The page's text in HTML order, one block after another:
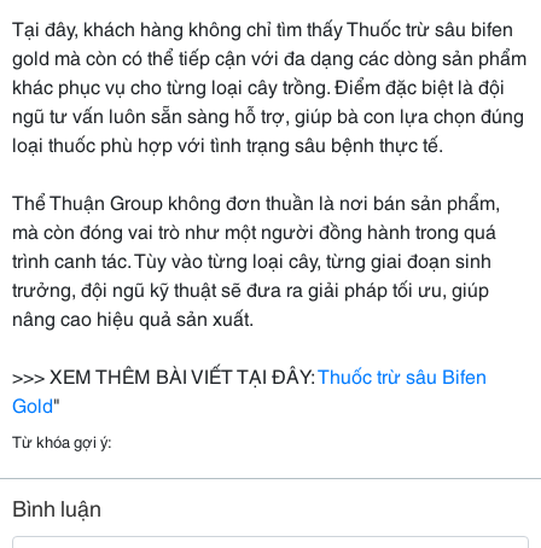
Tại đây, khách hàng không chỉ tìm thấy Thuốc trừ sâu bifen
gold mà còn có thể tiếp cận với đa dạng các dòng sản phẩm
khác phục vụ cho từng loại cây trồng. Điểm đặc biệt là đội
ngũ tư vấn luôn sẵn sàng hỗ trợ, giúp bà con lựa chọn đúng
loại thuốc phù hợp với tình trạng sâu bệnh thực tế.
Thể Thuận Group không đơn thuần là nơi bán sản phẩm,
mà còn đóng vai trò như một người đồng hành trong quá
trình canh tác. Tùy vào từng loại cây, từng giai đoạn sinh
trưởng, đội ngũ kỹ thuật sẽ đưa ra giải pháp tối ưu, giúp
nâng cao hiệu quả sản xuất.
>>> XEM THÊM BÀI VIẾT TẠI ĐÂY:Thuốc trừ sâu Bifen
Gold"
Từ khóa gợi ý:
Bình luận